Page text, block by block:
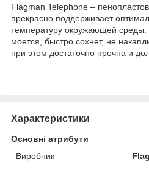
Flagman Telephone –
прекрасно поддерживает
температуру окружающей
моется, быстро сохнет, не
при этом достаточно прочна и
Характеристики
Основні атрибути
Виробник